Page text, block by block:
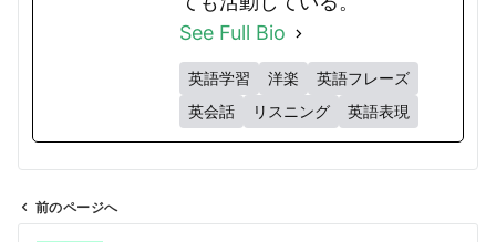
See Full Bio
英語学習 洋楽
英語フレーズ
英会話
リスニング 英語表現
前のページへ